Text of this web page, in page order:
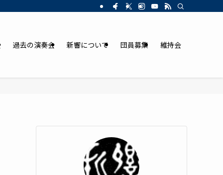
過去の演奏会 新響について 団員募集 維持会